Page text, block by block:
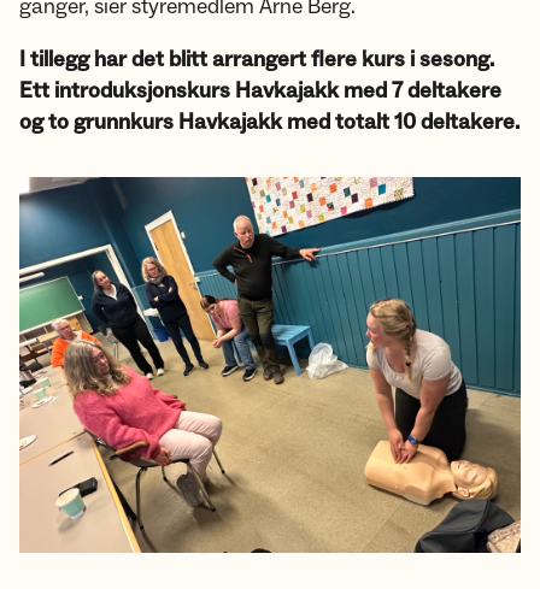
ganger, sier styremedlem Arne Berg.
I tillegg har det blitt arrangert flere kurs i sesong.
Ett introduksjonskurs Havkajakk med 7 deltakere
og to grunnkurs Havkajakk med totalt 10 deltakere.